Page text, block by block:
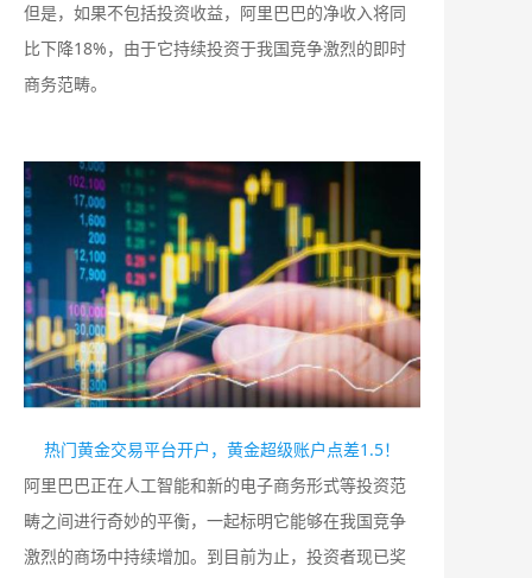
但是，如果不包括投资收益，阿里巴巴的净收入将同
比下降18%，由于它持续投资于我国竞争激烈的即时
商务范畴。
热门黄金交易平台开户，黄金超级账户点差1.5！
阿里巴巴正在人工智能和新的电子商务形式等投资范
畴之间进行奇妙的平衡，一起标明它能够在我国竞争
激烈的商场中持续增加。到目前为止，投资者现已奖